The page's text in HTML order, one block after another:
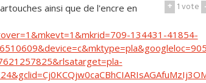
+ 1vote
ainsi que de l'encre en
134431-41854-